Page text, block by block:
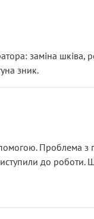
заміна шківа,
зник.
Проблема з
до роботи.